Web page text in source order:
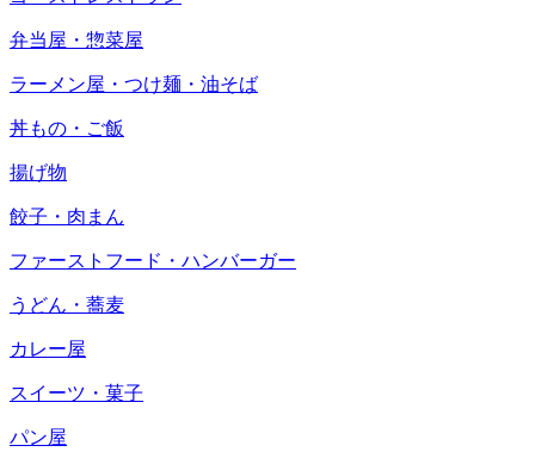
弁当屋・惣菜屋
ラーメン屋・つけ麺・油そば
丼もの・ご飯
揚げ物
餃子・肉まん
ファーストフード・ハンバーガー
うどん・蕎麦
カレー屋
スイーツ・菓子
パン屋